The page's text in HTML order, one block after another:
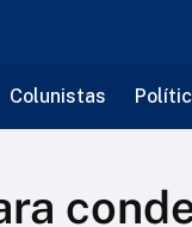
Colunistas